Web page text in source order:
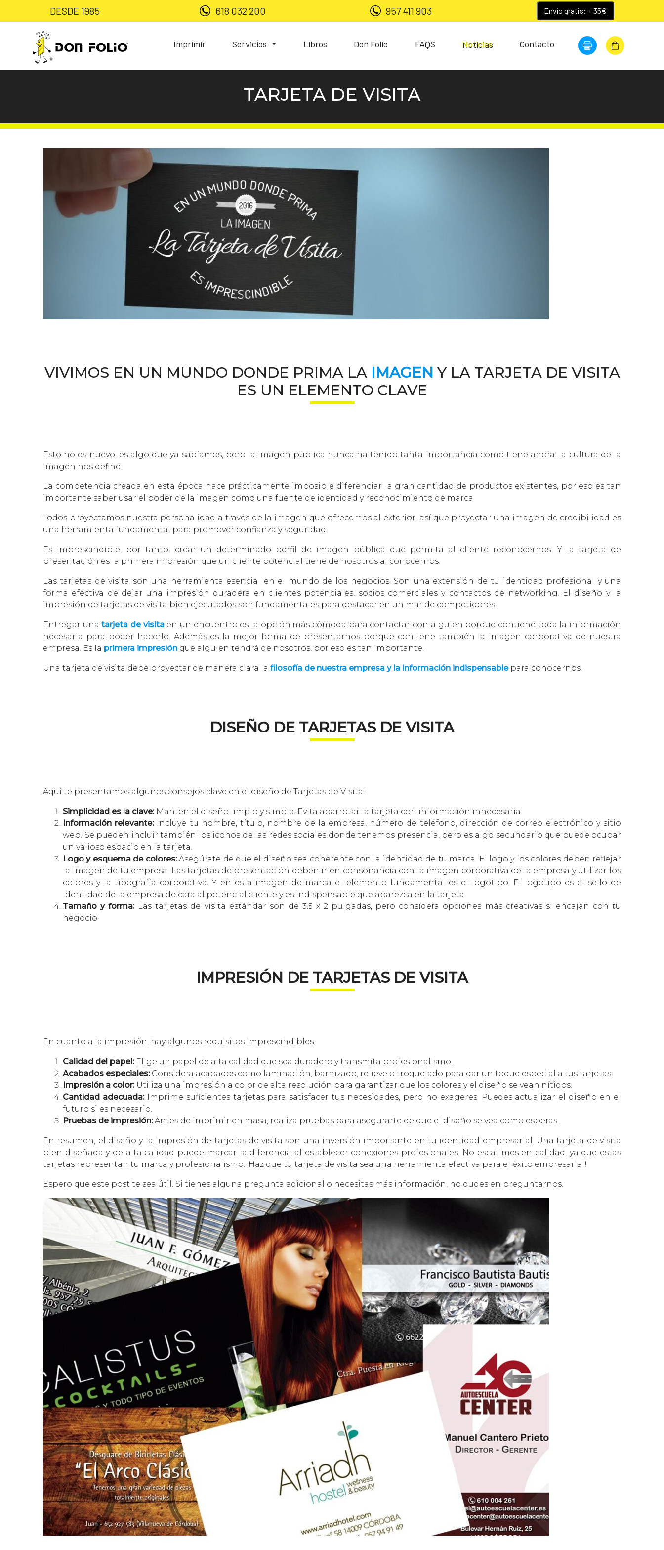
DESDE 1985 618 032 200 957 411 903 Envío gratis: + 35€
Imprimir Servicios Libros Don Folio FAQS Noticias Contacto
TARJETA DE VISITA
VIVIMOS EN UN MUNDO DONDE PRIMA LAIMAGEN Y LA TARJETA DE VISITA
ES UN ELEMENTO CLAVE
Esto no es nuevo, es algo que ya sabíamos, pero la imagen pública nunca ha tenido tanta importancia como tiene ahora: la cultura de la
imagen nos define.
La competencia creada en esta época hace prácticamente imposible diferenciar la gran cantidad de productos existentes, por eso es tan
importante saber usar el poder de la imagen como una fuente de identidad y reconocimiento de marca.
Todos proyectamos nuestra personalidad a través de la imagen que ofrecemos al exterior, así que proyectar una imagen de credibilidad es
una herramienta fundamental para promover confianza y seguridad.
Es imprescindible, por tanto, crear un determinado perfil de imagen pública que permita al cliente reconocernos. Y la tarjeta de
presentación es la primera impresión que un cliente potencial tiene de nosotros al conocernos.
Las tarjetas de visita son una herramienta esencial en el mundo de los negocios. Son una extensión de tu identidad profesional y una
forma efectiva de dejar una impresión duradera en clientes potenciales, socios comerciales y contactos de networking. El diseño y la
impresión de tarjetas de visita bien ejecutados son fundamentales para destacar en un mar de competidores.
Entregar unatarjeta de visita en un encuentro es la opción más cómoda para contactar con alguien porque contiene toda la información
necesaria para poder hacerlo. Además es la mejor forma de presentarnos porque contiene también la imagen corporativa de nuestra
empresa. Es la primera impresión que alguien tendrá de nosotros, por eso es tan importante.
Una tarjeta de visita debe proyectar de manera clara la filosofía de nuestra empresa y la información indispensablepara conocernos.
DISEÑO DE TARJETAS DE VISITA
Aquí te presentamos algunos consejos clave en el diseño de Tarjetas de Visita:
Simplicidad es la clave:Mantén el diseño limpio y simple. Evita abarrotar la tarjeta con información innecesaria.
Información relevante:Incluye tu nombre, título, nombre de la empresa, número de teléfono, dirección de correo electrónico y sitio
web. Se pueden incluir también los iconos de las redes sociales donde tenemos presencia, pero es algo secundario que puede ocupar
un valioso espacio en la tarjeta.
Logo y esquema de colores:Asegúrate de que el diseño sea coherente con la identidad de tu marca. El logo y los colores deben reflejar
la imagen de tu empresa. Las tarjetas de presentación deben ir en consonancia con la imagen corporativa de la empresa y utilizar los
colores y la tipografía corporativa. Y en esta imagen de marca el elemento fundamental es el logotipo. El logotipo es el sello de
identidad de la empresa de cara al potencial cliente y es indispensable que aparezca en la tarjeta.
Tamaño y forma:Las tarjetas de visita estándar son de 3.5 x 2 pulgadas, pero considera opciones más creativas si encajan con tu
negocio.
IMPRESIÓN DE TARJETAS DE VISITA
En cuanto a la impresión, hay algunos requisitos imprescindibles:
Calidad del papel:Elige un papel de alta calidad que sea duradero y transmita profesionalismo.
Acabados especiales:Considera acabados como laminación, barnizado, relieve o troquelado para dar un toque especial a tus tarjetas.
Impresión a color:Utiliza una impresión a color de alta resolución para garantizar que los colores y el diseño se vean nítidos.
Cantidad adecuada:Imprime suficientes tarjetas para satisfacer tus necesidades, pero no exageres. Puedes actualizar el diseño en el
futuro si es necesario.
Pruebas de impresión:Antes de imprimir en masa, realiza pruebas para asegurarte de que el diseño se vea como esperas.
En resumen, el diseño y la impresión de tarjetas de visita son una inversión importante en tu identidad empresarial. Una tarjeta de visita
bien diseñada y de alta calidad puede marcar la diferencia al establecer conexiones profesionales. No escatimes en calidad, ya que estas
tarjetas representan tu marca y profesionalismo. ¡Haz que tu tarjeta de visita sea una herramienta efectiva para el éxito empresarial!
Espero que este post te sea útil. Si tienes alguna pregunta adicional o necesitas más información, no dudes en preguntarnos.